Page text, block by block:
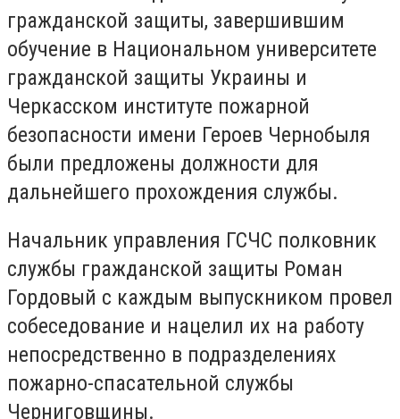
гражданской защиты, завершившим
обучение в Национальном университете
гражданской защиты Украины и
Черкасском институте пожарной
безопасности имени Героев Чернобыля
были предложены должности для
дальнейшего прохождения службы.
Начальник управления ГСЧС полковник
службы гражданской защиты Роман
Гордовый с каждым выпускником провел
собеседование и нацелил их на работу
непосредственно в подразделениях
пожарно-спасательной службы
Черниговщины.